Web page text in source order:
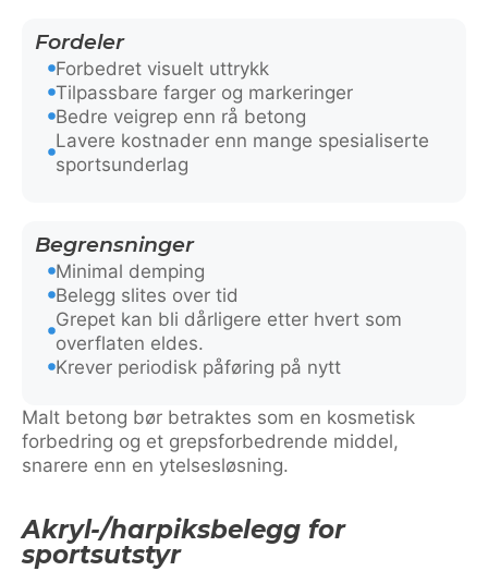
Fordeler
Forbedret visuelt uttrykk
Tilpassbare farger og markeringer
Bedre veigrep enn rå betong
Lavere kostnader enn mange spesialiserte
sportsunderlag
Begrensninger
Minimal demping
Belegg slites over tid
Grepet kan bli dårligere etter hvert som
overflaten eldes.
Krever periodisk påføring på nytt
Malt betong bør betraktes som en kosmetisk
forbedring og et grepsforbedrende middel,
snarere enn en ytelsesløsning.
Akryl-/harpiksbelegg for
sportsutstyr